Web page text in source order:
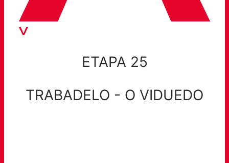
ETAPA 25
TRABADELO - O VIDUEDO